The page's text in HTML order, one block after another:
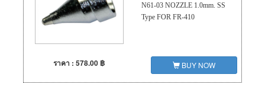
N61-03 NOZZLE 1.0mm. SS
Type FOR FR-410
ราคา : 578.00 ฿ BUY NOW